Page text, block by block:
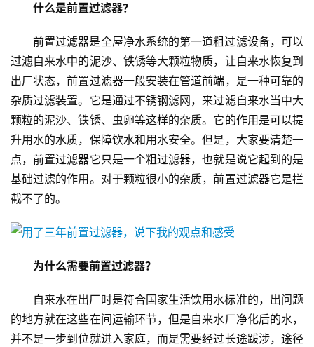
什么是前置过滤器？
前置过滤器是全屋净水系统的第一道粗过滤设备，可以
过滤自来水中的泥沙、铁锈等大颗粒物质，让自来水恢复到
出厂状态，前置过滤器一般安装在管道前端，是一种可靠的
杂质过滤装置。它是通过不锈钢滤网，来过滤自来水当中大
颗粒的泥沙、铁锈、虫卵等这样的杂质。它的作用是可以提
升用水的水质，保障饮水和用水安全。但是，大家要清楚一
点，前置过滤器它只是一个粗过滤器，也就是说它起到的是
基础过滤的作用。对于颗粒很小的杂质，前置过滤器它是拦
截不了的。
为什么需要前置过滤器？
自来水在出厂时是符合国家生活饮用水标准的，出问题
的地方就在这些在间运输环节，但是自来水厂净化后的水，
并不是一步到位就进入家庭，而是需要经过长途跋涉，途径